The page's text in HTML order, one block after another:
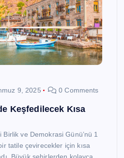
9, 2025 0 Comments
Keşfedilecek Kısa
ve Demokrasi Günü’nü 1
tatile çevirecekler için kısa